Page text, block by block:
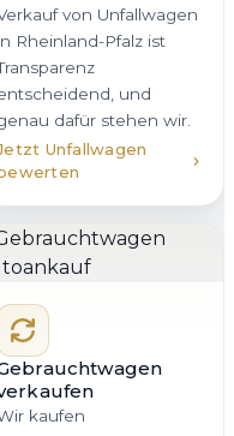
von Unfallwagen
Rheinland-Pfalz ist
und
dafür stehen wir.
Unfallwagen
kaufen